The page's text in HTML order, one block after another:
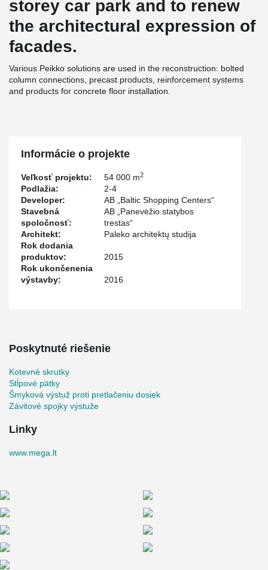
storey car park and to renew
the architectural expression of
facades.
Various Peikko solutions are used in the reconstruction: bolted
column connections, precast products, reinforcement systems
and products for concrete floor installation.
Informácie o projekte
Veľkosť projektu: 54 000 m2
Podlažia:
2-4
Developer:
AB „Baltic Shopping Centers“
Stavebná
spoločnosť:
AB „Panevėžio statybos
trestas“
Architekt:
Paleko architektų studija
Rok dodania
produktov:
2015
Rok ukončenenia
výstavby:
2016
Poskytnuté riešenie
Kotevné skrutky
Stĺpové pätky
Šmyková výstuž proti pretlačeniu dosiek
Závitové spojky výstuže
Linky
www.mega.lt